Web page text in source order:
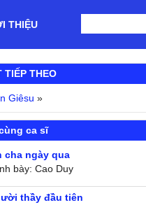
THIỆU
TIẾP THEO
Giêsu »
ca sĩ
cha ngày qua
bày: Cao Duy
thầy đầu tiên